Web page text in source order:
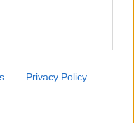
Privacy Policy
μειώνουν τον